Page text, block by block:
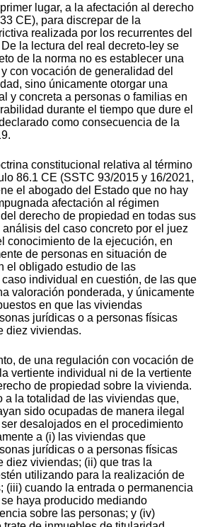
lugar, a la afectación al derecho
CE), para discrepar de la
realizada por los recurrentes del
la lectura del real decreto-ley se
de la norma no es establecer una
con vocación de generalidad del
sino únicamente otorgar una
y concreta a personas o familias en
durante el tiempo que dure el
como consecuencia de la
constitucional relativa al término
86.1 CE (SSTC 93/2015 y 16/2021,
el abogado del Estado que no hay
afectación al régimen
derecho de propiedad en todas sus
del caso concreto por el juez
conocimiento de la ejecución, en
de personas en situación de
el obligado estudio de las
individual en cuestión, de las que
valoración ponderada, y únicamente
en que las viviendas
jurídicas o a personas físicas
diez viviendas.
de una regulación con vocación de
vertiente individual ni de la vertiente
de propiedad sobre la vivienda.
a la totalidad de las viviendas que,
sido ocupadas de manera ilegal
desalojados en el procedimiento
a (i) las viviendas que
jurídicas o a personas físicas
diez viviendas; (ii) que tras la
utilizando para la realización de
(iii) cuando la entrada o permanencia
haya producido mediando
sobre las personas; y (iv)